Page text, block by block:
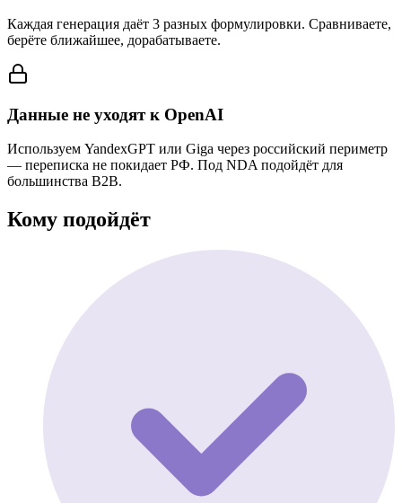
Каждая генерация даёт 3 разных формулировки. Сравниваете,
берёте ближайшее, дорабатываете.
Данные не уходят к OpenAI
Используем YandexGPT или Giga через российский периметр
— переписка не покидает РФ. Под NDA подойдёт для
большинства B2B.
Кому подойдёт